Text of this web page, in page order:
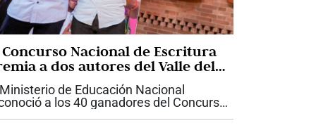
Concurso Nacional de Escritura
a dos autores del Valle del
de Educación Nacional
a los 40 ganadores del Concurso